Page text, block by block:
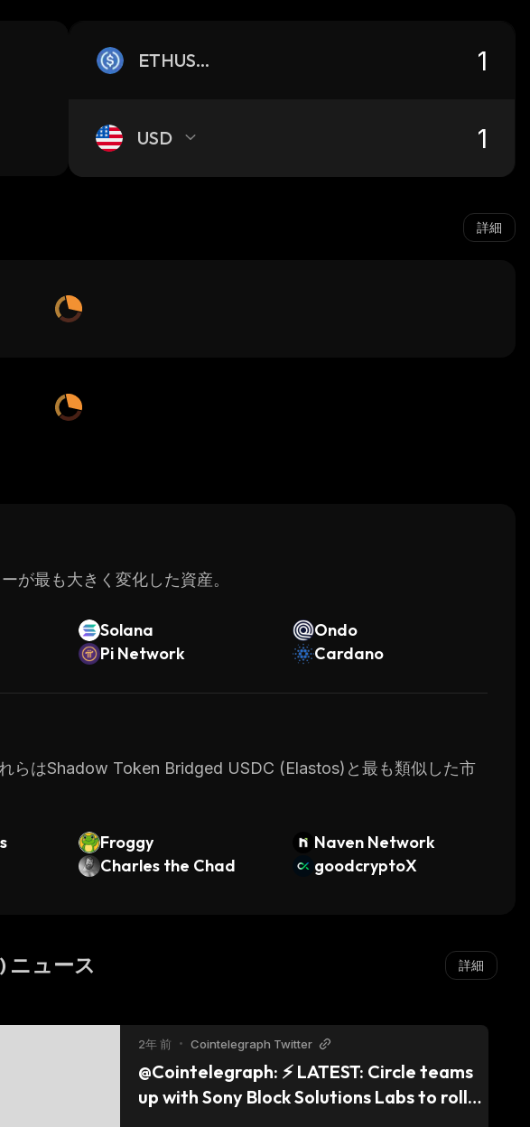
ETHUSDC
USD
詳細
が最も大きく変化した資産。
Solana
Ondo
Pi Network Cardano
らはShadow Token Bridged USDC (Elastos)と最も類似した市
Froggy
Naven Network
Charles the Chad goodcryptoX
ニュース 詳細
2年 前 • Cointelegraph Twitter
@Cointelegraph: ⚡️ LATEST: Circle teams
up with Sony Block Solutions Labs to roll-